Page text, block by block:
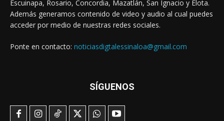
Escuinapa, Rosario, Concordia, Mazatlán, San Ignacio y Elota.
Además generamos contenido de video y audio al cual puedes
acceder por medio de nuestras redes sociales.
Ponte en contacto: noticiasdigtalessinaloa@gmail.com
SÍGUENOS